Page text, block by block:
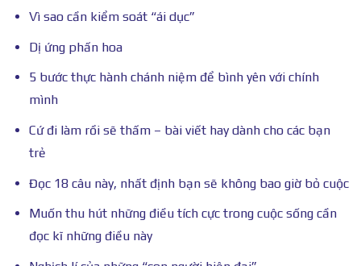
Vì sao cần kiểm soát “ái dục”
Dị ứng phấn hoa
5 bước thực hành chánh niệm để bình yên với chính
mình
Cứ đi làm rồi sẽ thấm – bài viết hay dành cho các bạn
trẻ
Đọc 18 câu này, nhất định bạn sẽ không bao giờ bỏ cuộc
Muốn thu hút những điều tích cực trong cuộc sống cần
đọc kĩ những điều này